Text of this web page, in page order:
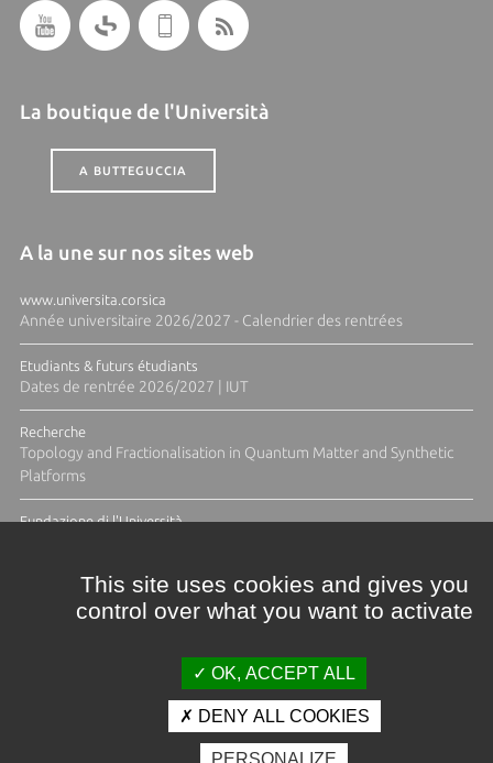
La boutique de l'Università
A BUTTEGUCCIA
A la une sur nos sites web
www.universita.corsica
Année universitaire 2026/2027 - Calendrier des rentrées
Etudiants & futurs étudiants
Dates de rentrée 2026/2027 | IUT
Recherche
Topology and Fractionalisation in Quantum Matter and Synthetic
Platforms
Fundazione di l'Università
Crédits et mentions légales
This site uses cookies and gives you
control over what you want to activate
OK, ACCEPT ALL
DENY ALL COOKIES
PERSONALIZE